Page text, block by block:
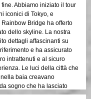
Abbiamo iniziato il tour
iconici di Tokyo, e
Bridge ha offerto
dello skyline. La nostra
dettagli affascinanti su
e ha assicurato
intrattenuti e al sicuro
Le luci della città che
baia creavano
sogno che ha lasciato
duratura. Questo tour è